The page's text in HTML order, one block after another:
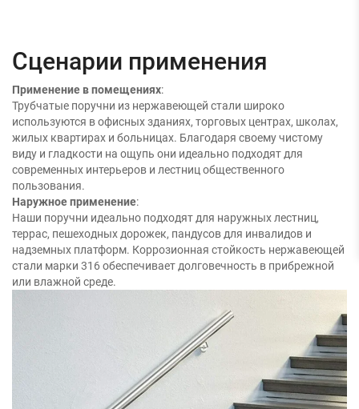
Сценарии применения
Применение в помещениях:
Трубчатые поручни из нержавеющей стали широко
используются в офисных зданиях, торговых центрах, школах,
жилых квартирах и больницах. Благодаря своему чистому
виду и гладкости на ощупь они идеально подходят для
современных интерьеров и лестниц общественного
пользования.
Наружное применение:
Наши поручни идеально подходят для наружных лестниц,
террас, пешеходных дорожек, пандусов для инвалидов и
надземных платформ. Коррозионная стойкость нержавеющей
стали марки 316 обеспечивает долговечность в прибрежной
или влажной среде.